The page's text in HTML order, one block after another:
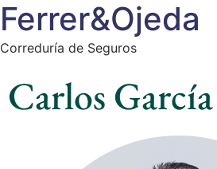
Ferrer&Ojeda
Correduría de Seguros
Carlos García